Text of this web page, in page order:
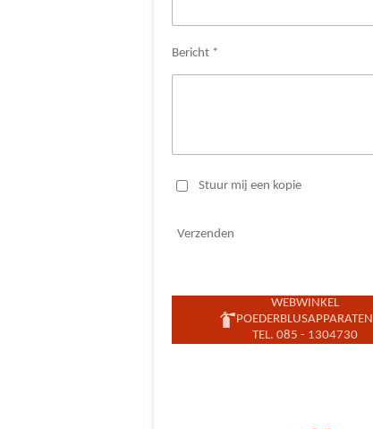
Bericht *
Stuur mij een kopie
Verzenden
WEBWINKEL
POEDERBLUSAPPARATEN
TEL. 085 - 1304730